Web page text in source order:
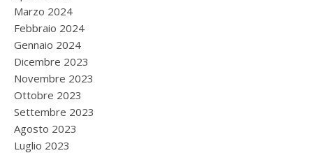
Marzo 2024
Febbraio 2024
Gennaio 2024
Dicembre 2023
Novembre 2023
Ottobre 2023
Settembre 2023
Agosto 2023
Luglio 2023